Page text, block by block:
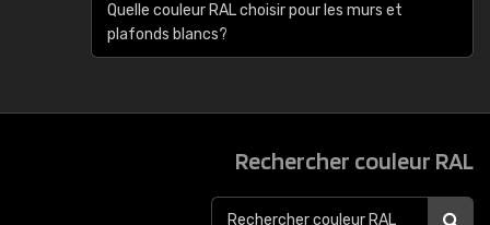
Quelle couleur RAL choisir pour les murs et
plafonds blancs?
Rechercher couleur RAL